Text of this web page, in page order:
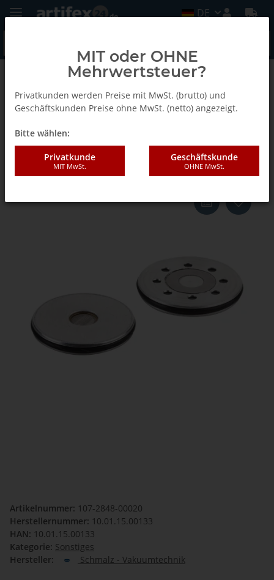
DE
Zurück zur Liste Sonstiges
Schmalz Magnetventil für
Steelplate T (1 Stück)
Artikelnummer: 107-2848-00020
Herstellernummer: 10.01.15.00133
HAN: 10.01.15.00133
Kategorie: Sonstiges
Hersteller:
Schmalz - Vakuumtechnik
MIT oder OHNE
Mehrwertsteuer?
Privatkunden werden Preise mit MwSt. (brutto) und
Geschäftskunden Preise ohne MwSt. (netto) angezeigt.
Bitte wählen:
Privatkunde
MIT MwSt.
Geschäftskunde
OHNE MwSt.